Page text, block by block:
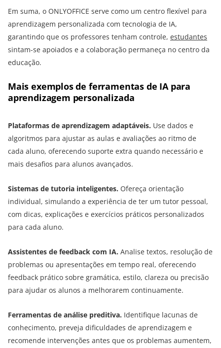
Em suma, o ONLYOFFICE serve como um centro flexível para
aprendizagem personalizada com tecnologia de IA,
garantindo que os professores tenham controle, estudantes
sintam-se apoiados e a colaboração permaneça no centro da
educação.
Mais exemplos de ferramentas de IA para
aprendizagem personalizada
Plataformas de aprendizagem adaptáveis. Use dados e
algoritmos para ajustar as aulas e avaliações ao ritmo de
cada aluno, oferecendo suporte extra quando necessário e
mais desafios para alunos avançados.
Sistemas de tutoria inteligentes. Ofereça orientação
individual, simulando a experiência de ter um tutor pessoal,
com dicas, explicações e exercícios práticos personalizados
para cada aluno.
Assistentes de feedback com IA. Analise textos, resolução de
problemas ou apresentações em tempo real, oferecendo
feedback prático sobre gramática, estilo, clareza ou precisão
para ajudar os alunos a melhorarem continuamente.
Ferramentas de análise preditiva. Identifique lacunas de
conhecimento, preveja dificuldades de aprendizagem e
recomende intervenções antes que os problemas aumentem,